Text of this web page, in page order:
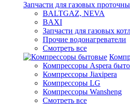
Запчасти для газовых
BALTGAZ, NEVA
BAXI
Запчасти для газовых
Прочие водонагреватели
Смотреть все
Компрессоры Aspera
Компрессоры Jiaxipera
Компрессоры LG
Компрессоры Wansheng
Смотреть все